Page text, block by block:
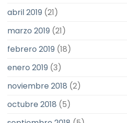
abril 2019 (21)
marzo 2019 (21)
febrero 2019 (18)
enero 2019 (3)
noviembre 2018 (2)
octubre 2018 (5)